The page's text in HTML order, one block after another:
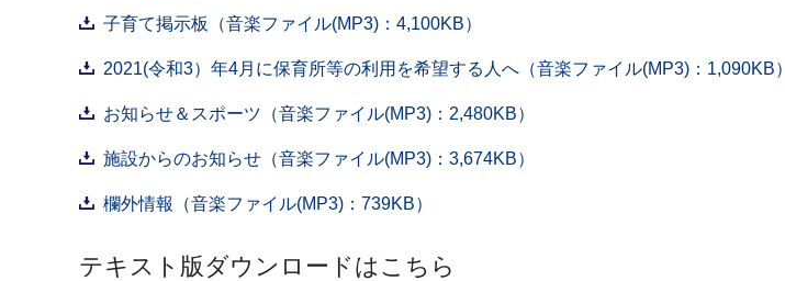
子育て掲示板（音楽ファイル(MP3)：4,100KB）
2021(令和3）年4月に保育所等の利用を希望する人へ（音楽ファイル(MP3)：1,090KB）
お知らせ＆スポーツ（音楽ファイル(MP3)：2,480KB）
施設からのお知らせ（音楽ファイル(MP3)：3,674KB）
欄外情報（音楽ファイル(MP3)：739KB）
テキスト版ダウンロードはこちら